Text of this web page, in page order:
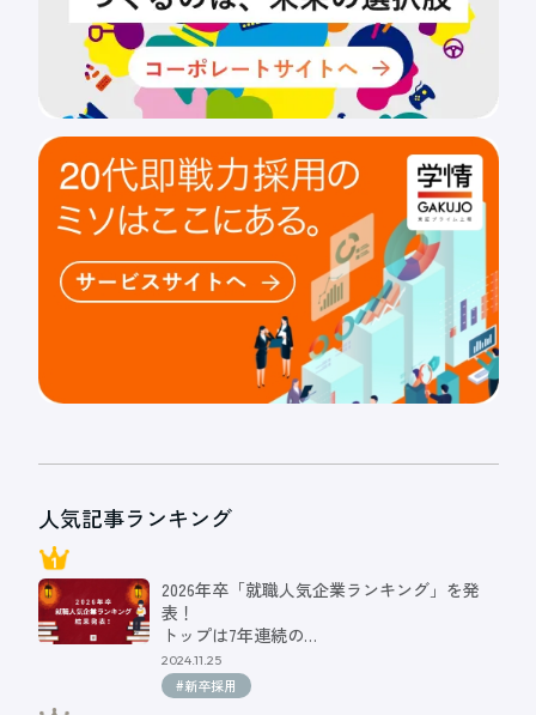
人気記事ランキング
2026年卒「就職人気企業ランキング」を発
表！
トップは7年連続の…
2024.11.25
#新卒採用